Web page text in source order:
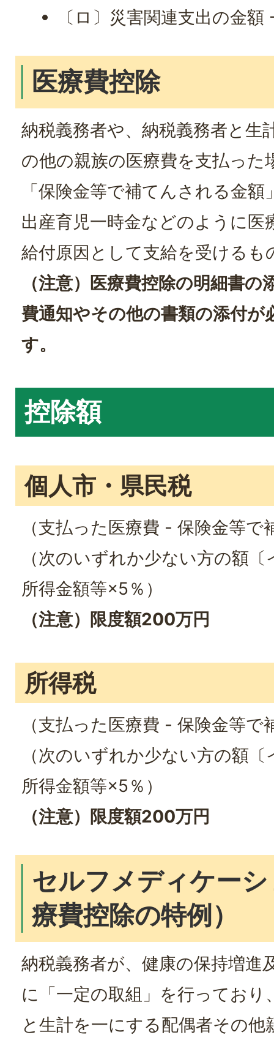
〔ロ〕災害関連支出の金額
医療費控除
納税義務者や、納税義務者と生
の他の親族の医療費を支払った
「保険金等で補てんされる金
出産育児一時金などのように医
給付原因として支給を受けるも
（注意）医療費控除の明細書
費通知やその他の書類の添付が
す。
控除額
個人市・県民税
（支払った医療費 - 保険金等
（次のいずれか少ない方の額
所得金額等×5％）
（注意）限度額200万円
所得税
（支払った医療費 - 保険金等
（次のいずれか少ない方の額
所得金額等×5％）
（注意）限度額200万円
セルフメディケー
療費控除の特例）
納税義務者が、健康の保持増進
に「一定の取組」を行っており
と生計を一にする配偶者その他